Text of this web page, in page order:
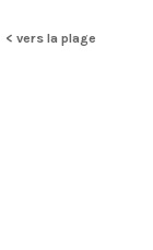
< vers la plage